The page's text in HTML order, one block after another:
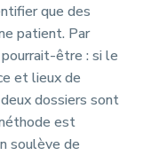
que des
patient. Par
être : si le
et lieux de
dossiers sont
est
soulève de